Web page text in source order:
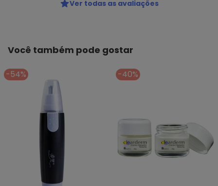
Ver todas as avaliações
Você também pode gostar
-54% -40%